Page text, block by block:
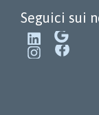
Seguici sui
LinkedIn Google
InstagramFacebook